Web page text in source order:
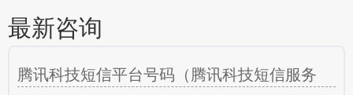
最新咨询
腾讯科技短信平台号码（腾讯科技短信服务